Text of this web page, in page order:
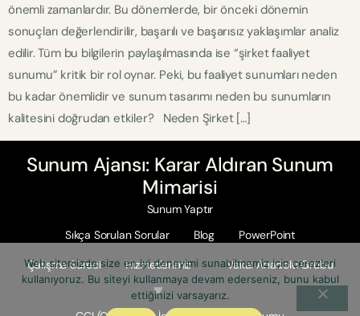
önemli zamanlardır. Bu dönemlerde, bir önceki dönemin
sonuçları değerlendirilir, başarılı ve başarısız yaklaşımlar analiz
edilir. Tüm bu bilgilerin paylaşılmasında ise “şirket faaliyet
sunumu” kritik bir rol oynar. Peki, bu faaliyet sunumları neden
bu kadar önemlidir ve sunum tasarımı neden bu sunumların
kalitesini doğrudan etkiler? Neden Şirket […]
Sunum Ajansı: Karar Aldıran Sunum
Mimarisi
Sunum Yaptır
Sıkça Sorulan Sorular
Blog PowerPoint
Çalışma Süreci Hizmetlerimiz Vaka: Anadolu Grubu
Web sitemizde size en iyi deneyimi sunabilmemiz için çerezleri
kullanıyoruz. Bu siteyi kullanmaya devam ederseniz, bunu kabul
ettiğinizi varsayarız.